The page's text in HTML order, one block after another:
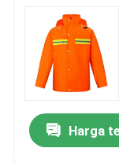
Harga